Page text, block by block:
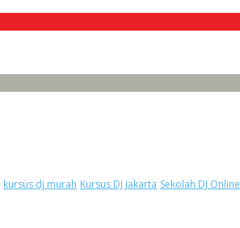
kursus dj murah Kursus DJ jakarta Sekolah DJ Online